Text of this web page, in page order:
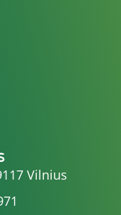
Vilnius